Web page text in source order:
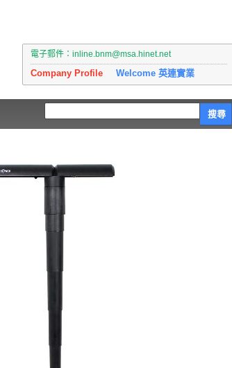
搜尋
電子郵件：inline.bnm@msa.hinet.net
Company Profile Welcome 英連實業